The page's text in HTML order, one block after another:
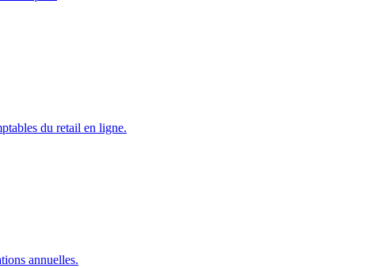
du retail en ligne.
annuelles.